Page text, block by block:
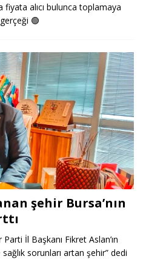
fiyata alıcı bulunca toplamaya
🟢
şehir Bursa’nın
İl Başkanı Fikret Aslan’ın
sorunları artan şehir” dedi